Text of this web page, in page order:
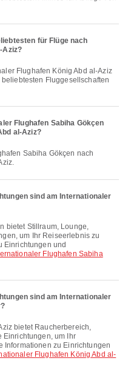
für Flüge nach
Aziz?
beliebtesten Fluggesellschaften
Flughafen Sabiha Gökçen
al-Aziz?
sind am Internationaler
um Ihr Reiseerlebnis zu
Einrichtungen und
Flughafen Sabiha
sind am Internationaler
Einrichtungen, um Ihr
Informationen zu Einrichtungen
Flughafen König Abd al-